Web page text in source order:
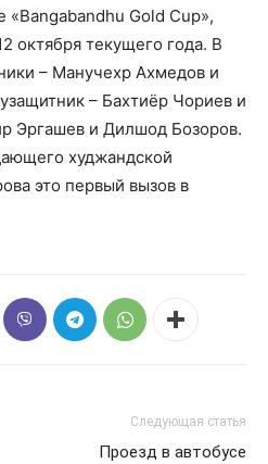
Gold Cup»,
октября текущего года. В
– Манучехр Ахмедов и
– Бахтиёр Чориев и
Эргашев и Дилшод Бозоров.
худжандской
это первый вызов в
Следующая статья
Проезд в автобусе